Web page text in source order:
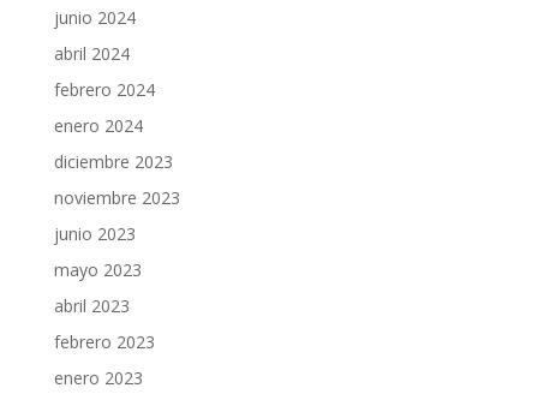
junio 2024
abril 2024
febrero 2024
enero 2024
diciembre 2023
noviembre 2023
junio 2023
mayo 2023
abril 2023
febrero 2023
enero 2023